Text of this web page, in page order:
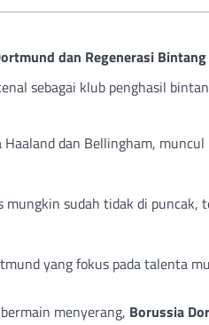
dan Regenerasi Bintang
sebagai klub penghasil
Haaland dan Bellingham,
mungkin sudah tidak di
yang fokus pada talenta
menyerang, Borussia